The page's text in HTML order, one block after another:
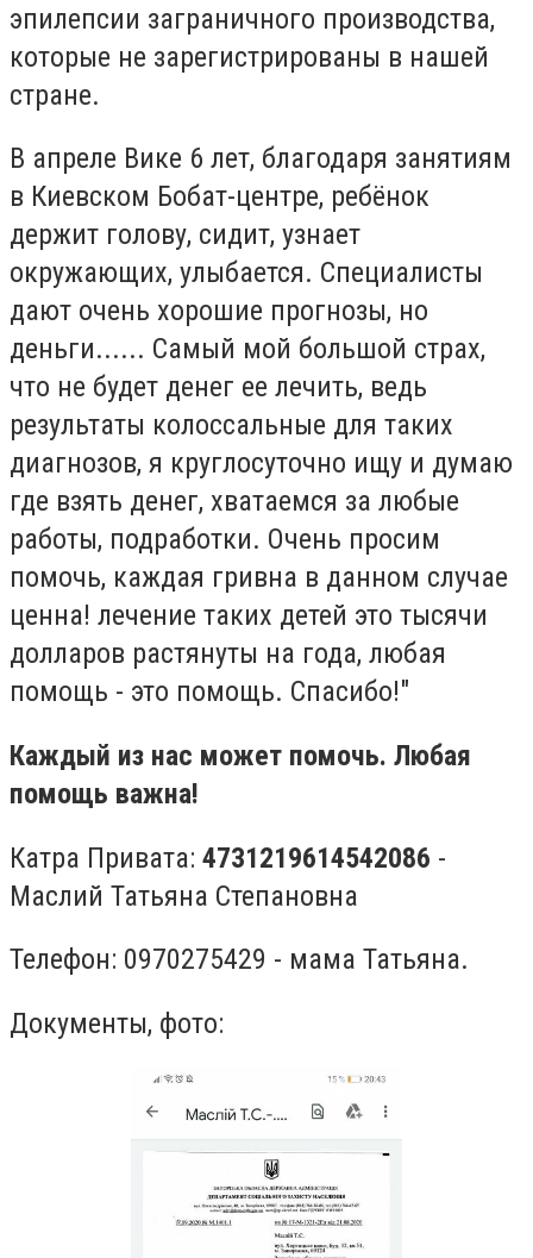
эпилепсии заграничного производства,
которые не зарегистрированы в нашей
стране.
В апреле Вике 6 лет, благодаря занятиям
в Киевском Бобат-центре, ребёнок
держит голову, сидит, узнает
окружающих, улыбается. Специалисты
дают очень хорошие прогнозы, но
деньги...... Самый мой большой страх,
что не будет денег ее лечить, ведь
результаты колоссальные для таких
диагнозов, я круглосуточно ищу и думаю
где взять денег, хватаемся за любые
работы, подработки. Очень просим
помочь, каждая гривна в данном случае
ценна! лечение таких детей это тысячи
долларов растянуты на года, любая
помощь - это помощь. Спасибо!"
Каждый из нас может помочь. Любая
помощь важна!
Катра Привата: 4731219614542086 -
Маслий Татьяна Степановна
Телефон: 0970275429 - мама Татьяна.
Документы, фото: